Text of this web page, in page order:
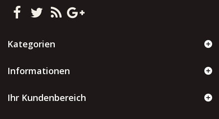
Kategorien
Informationen
Ihr Kundenbereich